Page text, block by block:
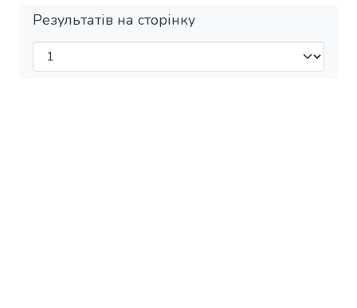
Результатів на сторінку